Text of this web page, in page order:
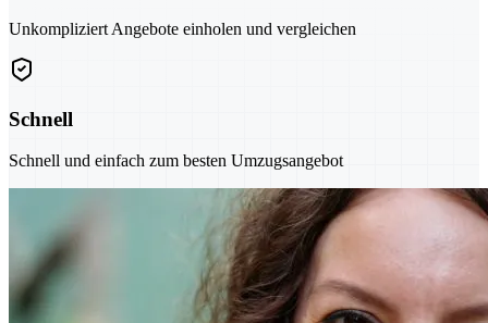
Unkompliziert Angebote einholen und vergleichen
Schnell
Schnell und einfach zum besten Umzugsangebot